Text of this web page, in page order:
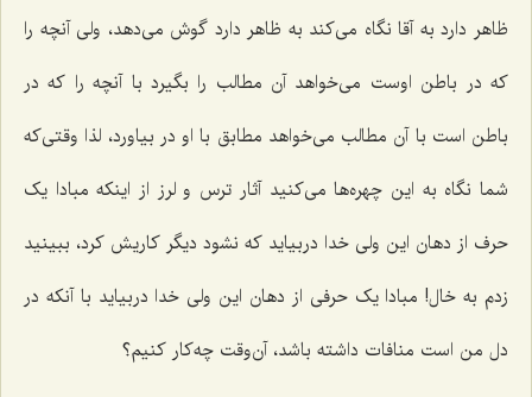
ظاهر دارد به آقا نگاه می‌کند به ظاهر دارد گوش می‌دهد، ولی آنچه را
که در باطن اوست می‌خواهد آن مطالب را بگیرد با آنچه را که در
باطن است با آن مطالب می‌خواهد مطابق با او در بیاورد، لذا وقتی‌که
شما نگاه به این چهره‌ها می‌کنید آثار ترس و لرز از اینکه مبادا یک
حرف از دهان این ولی خدا دربیاید که نشود دیگر کاریش کرد، ببینید
زدم به خال! مبادا یک حرفی از دهان این ولی خدا دربیاید با آنکه در
دل من است منافات داشته باشد، آن‌وقت چه‌کار کنیم؟